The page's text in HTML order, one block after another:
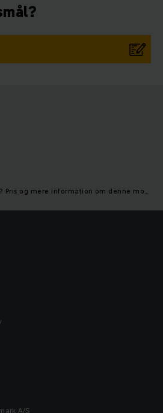
EFG 425 - Leje en truck? Pris og mere information om denne model | Jungheinrich
A/S